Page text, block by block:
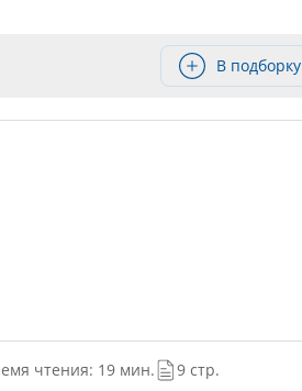
В подборку
чтения: 19 мин.
9 стр.